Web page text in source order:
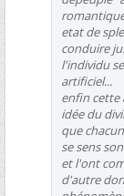
etat de
conduire
l'individu
artificiel...
enfin cette
idée du
que
se sens
et l'ont
d'autre